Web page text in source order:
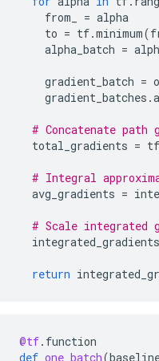
from_
= alpha
to = tf.minimum(
alpha_batch =
gradient_batch =
gradient_batches .
# Concatenate
total_gradients = tf
# Integral
avg_gradients =
# Scale integrated
integrated_gradients
return
@tf. function
def one_batch(